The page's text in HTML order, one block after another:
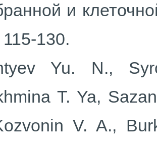
и
130.
Yu. N.,
T. Ya,
V. A.,